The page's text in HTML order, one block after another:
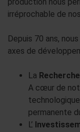
irréprochable de
Depuis 70 ans,
axes de
La Recherche
A cœur de
permanente
L’